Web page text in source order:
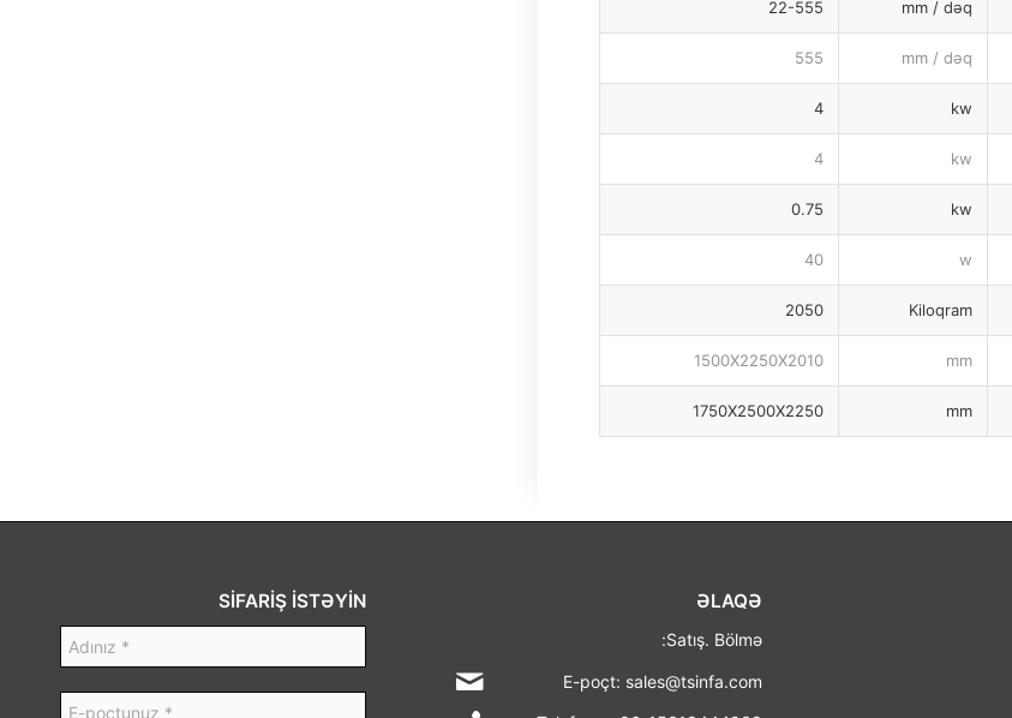
mm / dəq
22-555
mm / dəq
555
kw
4
kw
4
kw
0.75
w
40
Kiloqram
2050
mm
1500X2250X2010
mm
1750X2500X2250
ƏLAQƏ
Satış. Bölmə:
E-poçt: sales@tsinfa.com
SİFARİŞ İSTƏYİN